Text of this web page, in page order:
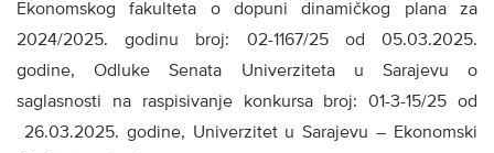
Ekonomskog fakulteta o dopuni dinamičkog plana za
2024/2025. godinu broj: 02-1167/25 od 05.03.2025.
godine, Odluke Senata Univerziteta u Sarajevu o
saglasnosti na raspisivanje konkursa broj: 01-3-15/25 od
26.03.2025. godine, Univerzitet u Sarajevu – Ekonomski